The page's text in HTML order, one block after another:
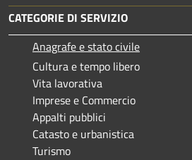
CATEGORIE DI SERVIZIO
Anagrafe e stato civile
Cultura e tempo libero
Vita lavorativa
Imprese e Commercio
Appalti pubblici
Catasto e urbanistica
Turismo